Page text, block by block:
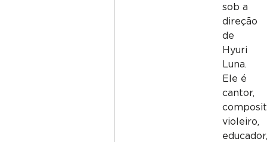
sob a
direção
de
Hyuri
Luna.
Ele é
cantor,
violeiro,